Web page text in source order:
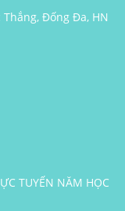
Đống Đa, HN
TUYẾN NĂM HỌC